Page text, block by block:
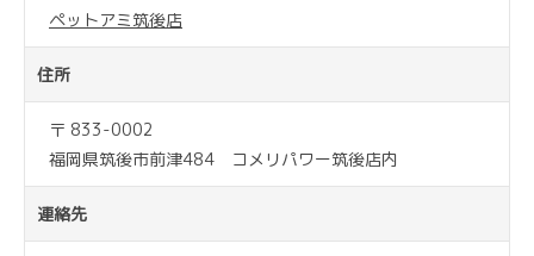
ペットアミ筑後店
住所
〒 833-0002
福岡県筑後市前津484 コメリパワー筑後店内
連絡先